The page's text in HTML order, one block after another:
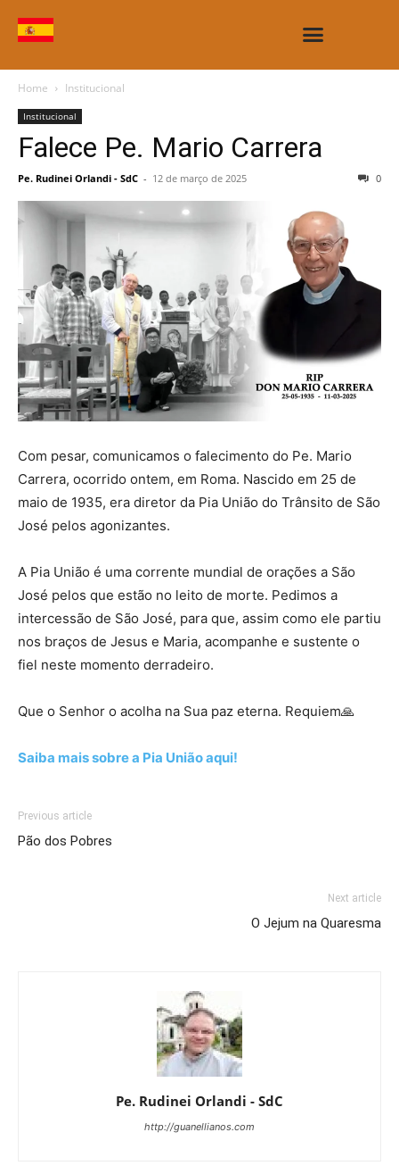
Home Institucional
Institucional
Falece Pe. Mario Carrera
Pe. Rudinei Orlandi - SdC - 12 de março de 2025 0
Com pesar, comunicamos o falecimento do Pe. Mario
Carrera, ocorrido ontem, em Roma. Nascido em 25 de
maio de 1935, era diretor da Pia União do Trânsito de São
José pelos agonizantes.
A Pia União é uma corrente mundial de orações a São
José pelos que estão no leito de morte. Pedimos a
intercessão de São José, para que, assim como ele partiu
nos braços de Jesus e Maria, acompanhe e sustente o
fiel neste momento derradeiro.
Que o Senhor o acolha na Sua paz eterna. Requiem🙏
Saiba mais sobre a Pia União aqui!
Previous article
Pão dos Pobres
Next article
O Jejum na Quaresma
Pe. Rudinei Orlandi - SdC
http://guanellianos.com